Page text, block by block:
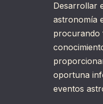
Desarrollar
astronomía
procurando
oportuna
eventos